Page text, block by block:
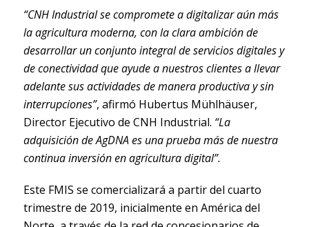
“CNH Industrial se compromete a digitalizar aún más
la agricultura moderna, con la clara ambición de
desarrollar un conjunto integral de servicios digitales y
de conectividad que ayude a nuestros clientes a llevar
adelante sus actividades de manera productiva y sin
interrupciones”, afirmó Hubertus Mühlhäuser,
Director Ejecutivo de CNH Industrial. “La
adquisición de AgDNA es una prueba más de nuestra
continua inversión en agricultura digital”.
Este FMIS se comercializará a partir del cuarto
trimestre de 2019, inicialmente en América del